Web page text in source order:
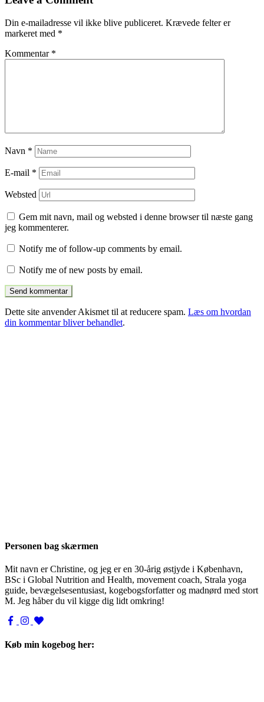
Din e-mailadresse vil ikke blive publiceret. Krævede felter er
markeret med *
Kommentar *
Navn *
E-mail *
Websted
Gem mit navn, mail og websted i denne browser til næste gang
jeg kommenterer.
Notify me of follow-up comments by email.
Notify me of new posts by email.
Dette site anvender Akismet til at reducere spam. Læs om hvordan
din kommentar bliver behandlet.
Personen bag skærmen
Mit navn er Christine, og jeg er en 30-årig østjyde i København,
BSc i Global Nutrition and Health, movement coach, Strala yoga
guide, bevægelsesentusiast, kogebogsforfatter og madnørd med stort
M. Jeg håber du vil kigge dig lidt omkring!
Køb min kogebog her: